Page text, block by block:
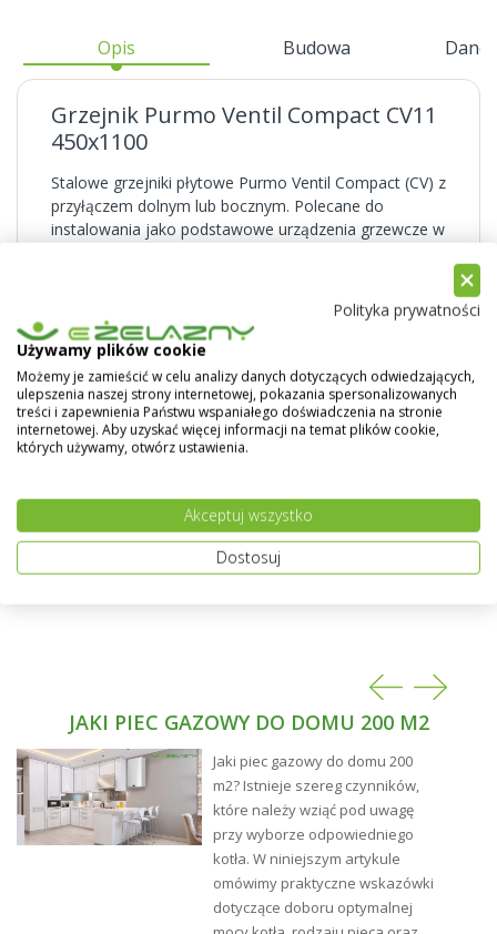
Opis Budowa Dane
Grzejnik Purmo Ventil Compact CV11
450x1100
Stalowe grzejniki płytowe Purmo Ventil Compact (CV) z
przyłączem dolnym lub bocznym. Polecane do
instalowania jako podstawowe urządzenia grzewcze w
jak i podłodze - stawiając je przy użyciu specjalnych
stojaków. Grzejniki Purmo doskonale uzupełniają
domową instalację grzewczą.
Powierzchnie boczne solidnie zabudowane,
powierzchnia górna przykryta osłoną typu grill. Duża
liczba typów i rozmiarów pozwala dobrać idealny
grzejnik do każdego pomieszczenia.
Grzejniki typu CV posiadają cztery boczne i dwa
dolne otwory przyłączeniowe (z gwintem
wewnętrznym) w każdym narożniku grzejnika.
Możliwość wykonania grzejnika w dowolnym kolorze z
Pokaż więcej
JAKI PIEC GAZOWY DO DOMU 200 M2
Jaki piec gazowy do domu 200
m2? Istnieje szereg czynników,
które należy wziąć pod uwagę
przy wyborze odpowiedniego
kotła. W niniejszym artykule
omówimy praktyczne wskazówki
dotyczące doboru optymalnej
Polityka prywatności
Używamy plików cookie
Możemy je zamieścić w celu analizy danych dotyczących odwiedzających,
ulepszenia naszej strony internetowej, pokazania spersonalizowanych
treści i zapewnienia Państwu wspaniałego doświadczenia na stronie
internetowej. Aby uzyskać więcej informacji na temat plików cookie,
których używamy, otwórz ustawienia.
Akceptuj wszystko
Dostosuj